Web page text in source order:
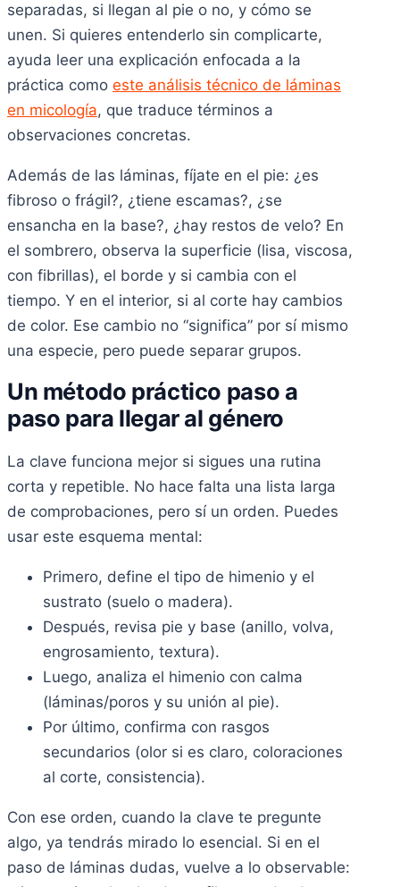
separadas, si llegan al pie o no, y cómo se
unen. Si quieres entenderlo sin complicarte,
ayuda leer una explicación enfocada a la
práctica como este análisis técnico de láminas
en micología, que traduce términos a
observaciones concretas.
Además de las láminas, fíjate en el pie: ¿es
fibroso o frágil?, ¿tiene escamas?, ¿se
ensancha en la base?, ¿hay restos de velo? En
el sombrero, observa la superficie (lisa, viscosa,
con fibrillas), el borde y si cambia con el
tiempo. Y en el interior, si al corte hay cambios
de color. Ese cambio no “significa” por sí mismo
una especie, pero puede separar grupos.
Un método práctico paso a
paso para llegar al género
La clave funciona mejor si sigues una rutina
corta y repetible. No hace falta una lista larga
de comprobaciones, pero sí un orden. Puedes
usar este esquema mental:
Primero, define el tipo de himenio y el
sustrato (suelo o madera).
Después, revisa pie y base (anillo, volva,
engrosamiento, textura).
Luego, analiza el himenio con calma
(láminas/poros y su unión al pie).
Por último, confirma con rasgos
secundarios (olor si es claro, coloraciones
al corte, consistencia).
Con ese orden, cuando la clave te pregunte
algo, ya tendrás mirado lo esencial. Si en el
paso de láminas dudas, vuelve a lo observable: